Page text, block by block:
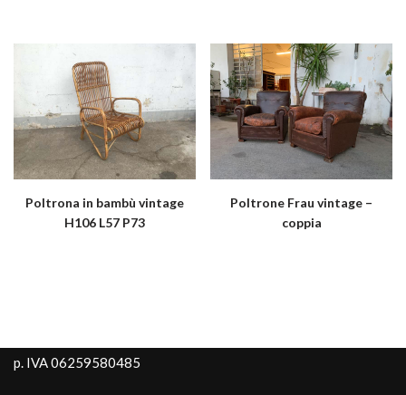
Poltrona in bambù vintage
H106 L57 P73
Poltrone Frau vintage –
coppia
p. IVA 06259580485